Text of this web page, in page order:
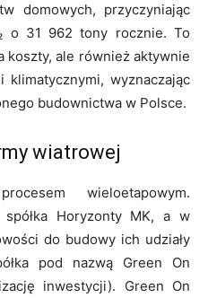
domowych, przyczyniając
o 31 962 tony rocznie. To
koszty, ale również aktywnie
klimatycznymi, wyznaczając
budownictwa w Polsce.
wiatrowej
wieloetapowym.
spółka Horyzonty MK, a w
do budowy ich udziały
pod nazwą Green On
inwestycji). Green On